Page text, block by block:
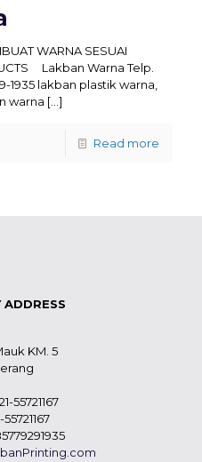
WARNA SESUAI
Lakban Warna Telp.
1935 lakban plastik warna,
warna […]
Read more
ADDRESS
KM. 5
55721167